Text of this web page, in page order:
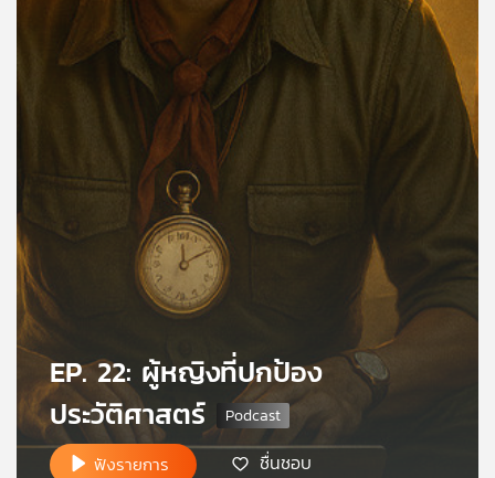
บทความ
เกี่ยว
กับ
เรา
เครือ
ข่าย
วิทยุ
ไทย
EP. 22: ผู้หญิงที่ปกป้อง
ประวัติศาสตร์
ฟังรายการ ชื่นชอบ